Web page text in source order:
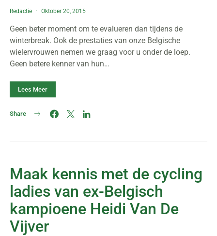
Redactie Oktober 20, 2015
Geen beter moment om te evalueren dan tijdens de
winterbreak. Ook de prestaties van onze Belgische
wielervrouwen nemen we graag voor u onder de loep.
Geen betere kenner van hun…
Lees Meer
Share
Maak kennis met de cycling
ladies van ex-Belgisch
kampioene Heidi Van De
Vijver